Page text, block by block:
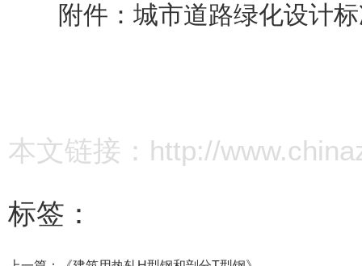
附件： 城市道路绿化设计
本文链接：http://
标签：